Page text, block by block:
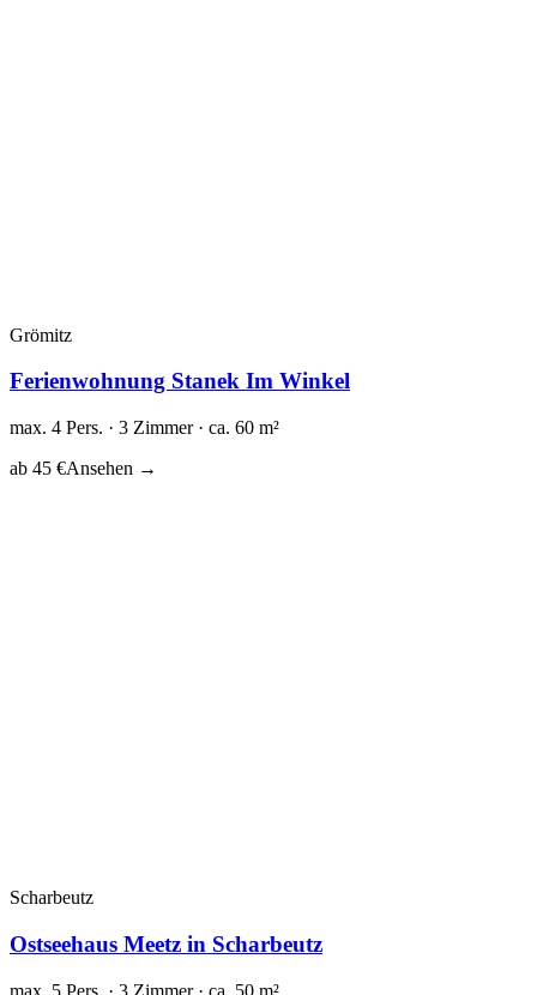
Grömitz
Ferienwohnung Stanek Im Winkel
max. 4 Pers. · 3 Zimmer · ca. 60 m²
ab 45 €Ansehen →
Scharbeutz
Ostseehaus Meetz in Scharbeutz
max. 5 Pers. · 3 Zimmer · ca. 50 m²